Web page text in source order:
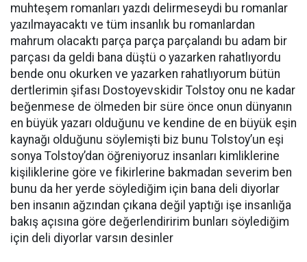
muhteşem romanları yazdı delirmeseydi bu romanlar
yazılmayacaktı ve tüm insanlık bu romanlardan
mahrum olacaktı parça parça parçalandı bu adam bir
parçası da geldi bana düştü o yazarken rahatlıyordu
bende onu okurken ve yazarken rahatlıyorum bütün
dertlerimin şifası Dostoyevskidir Tolstoy onu ne kadar
beğenmese de ölmeden bir süre önce onun dünyanın
en büyük yazarı olduğunu ve kendine de en büyük eşin
kaynağı olduğunu söylemişti biz bunu Tolstoy’un eşi
sonya Tolstoy’dan öğreniyoruz insanları kimliklerine
kişiliklerine göre ve fikirlerine bakmadan severim ben
bunu da her yerde söylediğim için bana deli diyorlar
ben insanın ağzından çıkana değil yaptığı işe insanlığa
bakış açısına göre değerlendiririm bunları söylediğim
için deli diyorlar varsın desinler